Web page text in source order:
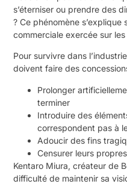
s’éterniser ou prendre des
? Ce phénomène
commerciale exercée sur
Pour survivre dans
doivent faire des
Prolonger
terminer
Introduire des
correspondent pas à
Adoucir des fins
Censurer leurs
Kentaro Miura, créateur de
difficulté de maintenir sa